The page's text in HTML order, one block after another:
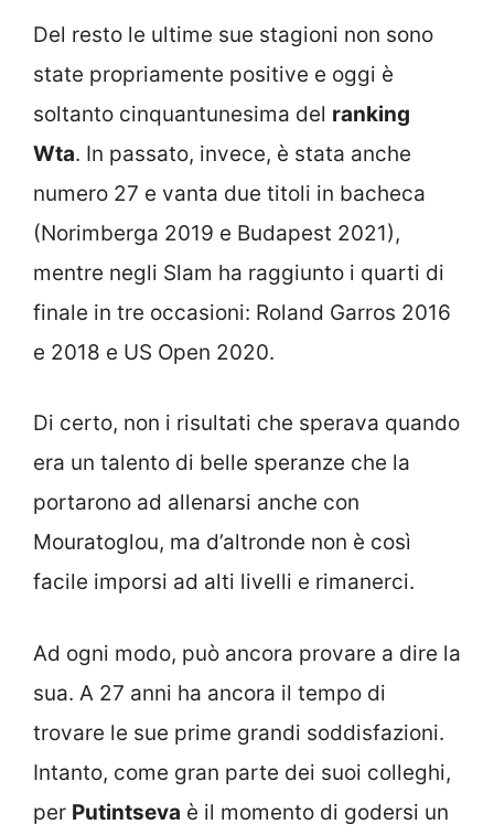
Del resto le ultime sue stagioni non sono
state propriamente positive e oggi è
soltanto cinquantunesima del ranking
Wta. In passato, invece, è stata anche
numero 27 e vanta due titoli in bacheca
(Norimberga 2019 e Budapest 2021),
mentre negli Slam ha raggiunto i quarti di
finale in tre occasioni: Roland Garros 2016
e 2018 e US Open 2020.
Di certo, non i risultati che sperava quando
era un talento di belle speranze che la
portarono ad allenarsi anche con
Mouratoglou, ma d’altronde non è così
facile imporsi ad alti livelli e rimanerci.
Ad ogni modo, può ancora provare a dire la
sua. A 27 anni ha ancora il tempo di
trovare le sue prime grandi soddisfazioni.
Intanto, come gran parte dei suoi colleghi,
per Putintseva è il momento di godersi un